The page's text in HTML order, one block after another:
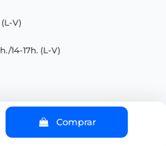
Comprar
V)
14-17h. (L-V)
Política de cookies |
Aviso legal y
|